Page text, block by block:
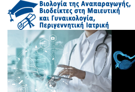
Μετάβαση
στο
περιεχόμενο